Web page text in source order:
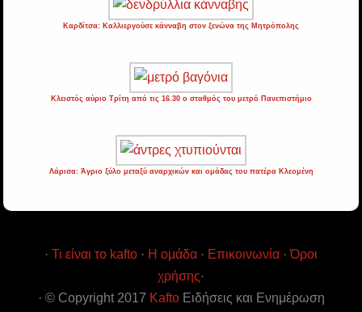
Καρδίτσα: Καλλιεργούσε κάνναβη στον ξενώνα της Μητρόπολης
Κλειστός αύριο Τρίτη από τις 16.30 ο σταθμός του μετρό Πανεπιστήμιο
Λάρισα: Άγριο ξύλο μεταξύ αναρχικών και ομάδας του πατέρα Κλεομένη
· Τι είναι το kafto · Η ομάδα · Επικοινωνία ·Όροι
χρήσης·
· © Copyright 2017 KaftoΕιδήσεις και Ενημέρωση